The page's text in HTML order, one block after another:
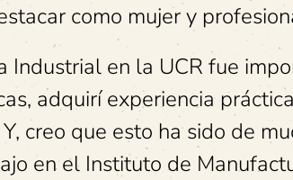
como mujer y
Industrial en la UCR fue
adquirí experiencia
creo que esto ha sido de
en el Instituto de